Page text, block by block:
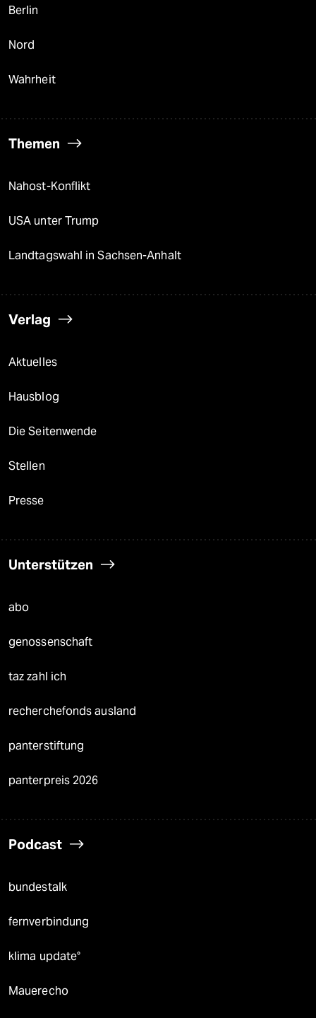
Berlin
Nord
Wahrheit
Themen
Nahost-Konflikt
USA unter Trump
Landtagswahl in Sachsen-Anhalt
Verlag
Aktuelles
Hausblog
Die Seitenwende
Stellen
Presse
Unterstützen
abo
genossenschaft
taz zahl ich
recherchefonds ausland
panterstiftung
panterpreis 2026
Podcast
bundestalk
fernverbindung
klima update°
Mauerecho